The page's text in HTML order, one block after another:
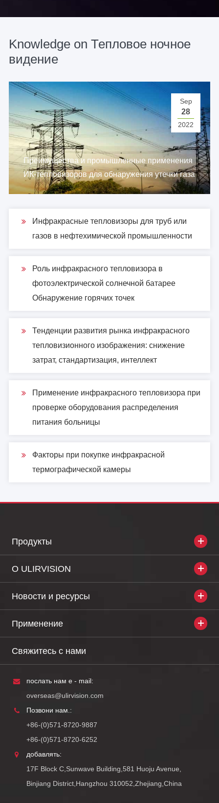
Knowledge on Тепловое ночное
видение
Sep
28
2022
Преимущества и промышленные применения
ИК-тепловизоров для обнаружения утечки газа
Инфракрасные тепловизоры для труб или
газов в нефтехимической промышленности
Роль инфракрасного тепловизора в
фотоэлектрической солнечной батарее
Обнаружение горячих точек
Тенденции развития рынка инфракрасного
тепловизионного изображения: снижение
затрат, стандартизация, интеллект
Применение инфракрасного тепловизора при
проверке оборудования распределения
питания больницы
Факторы при покупке инфракрасной
термографической камеры
Продукты
О ULIRVISION
Новости и ресурсы
Применение
Свяжитесь с нами
послать нам e - mail:
overseas@ulirvision.com
Позвони нам.:
+86-(0)571-8720-9887
+86-(0)571-8720-6252
добавлять:
17F Block C,Sunwave Building,581 Huoju Avenue,
Binjiang District,Hangzhou 310052,Zhejiang,China